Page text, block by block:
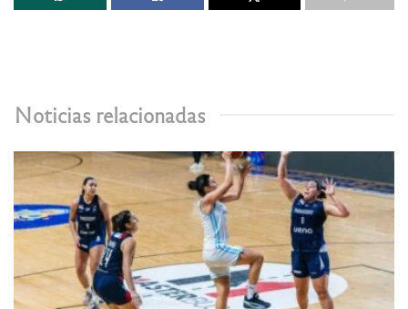
Noticias relacionadas